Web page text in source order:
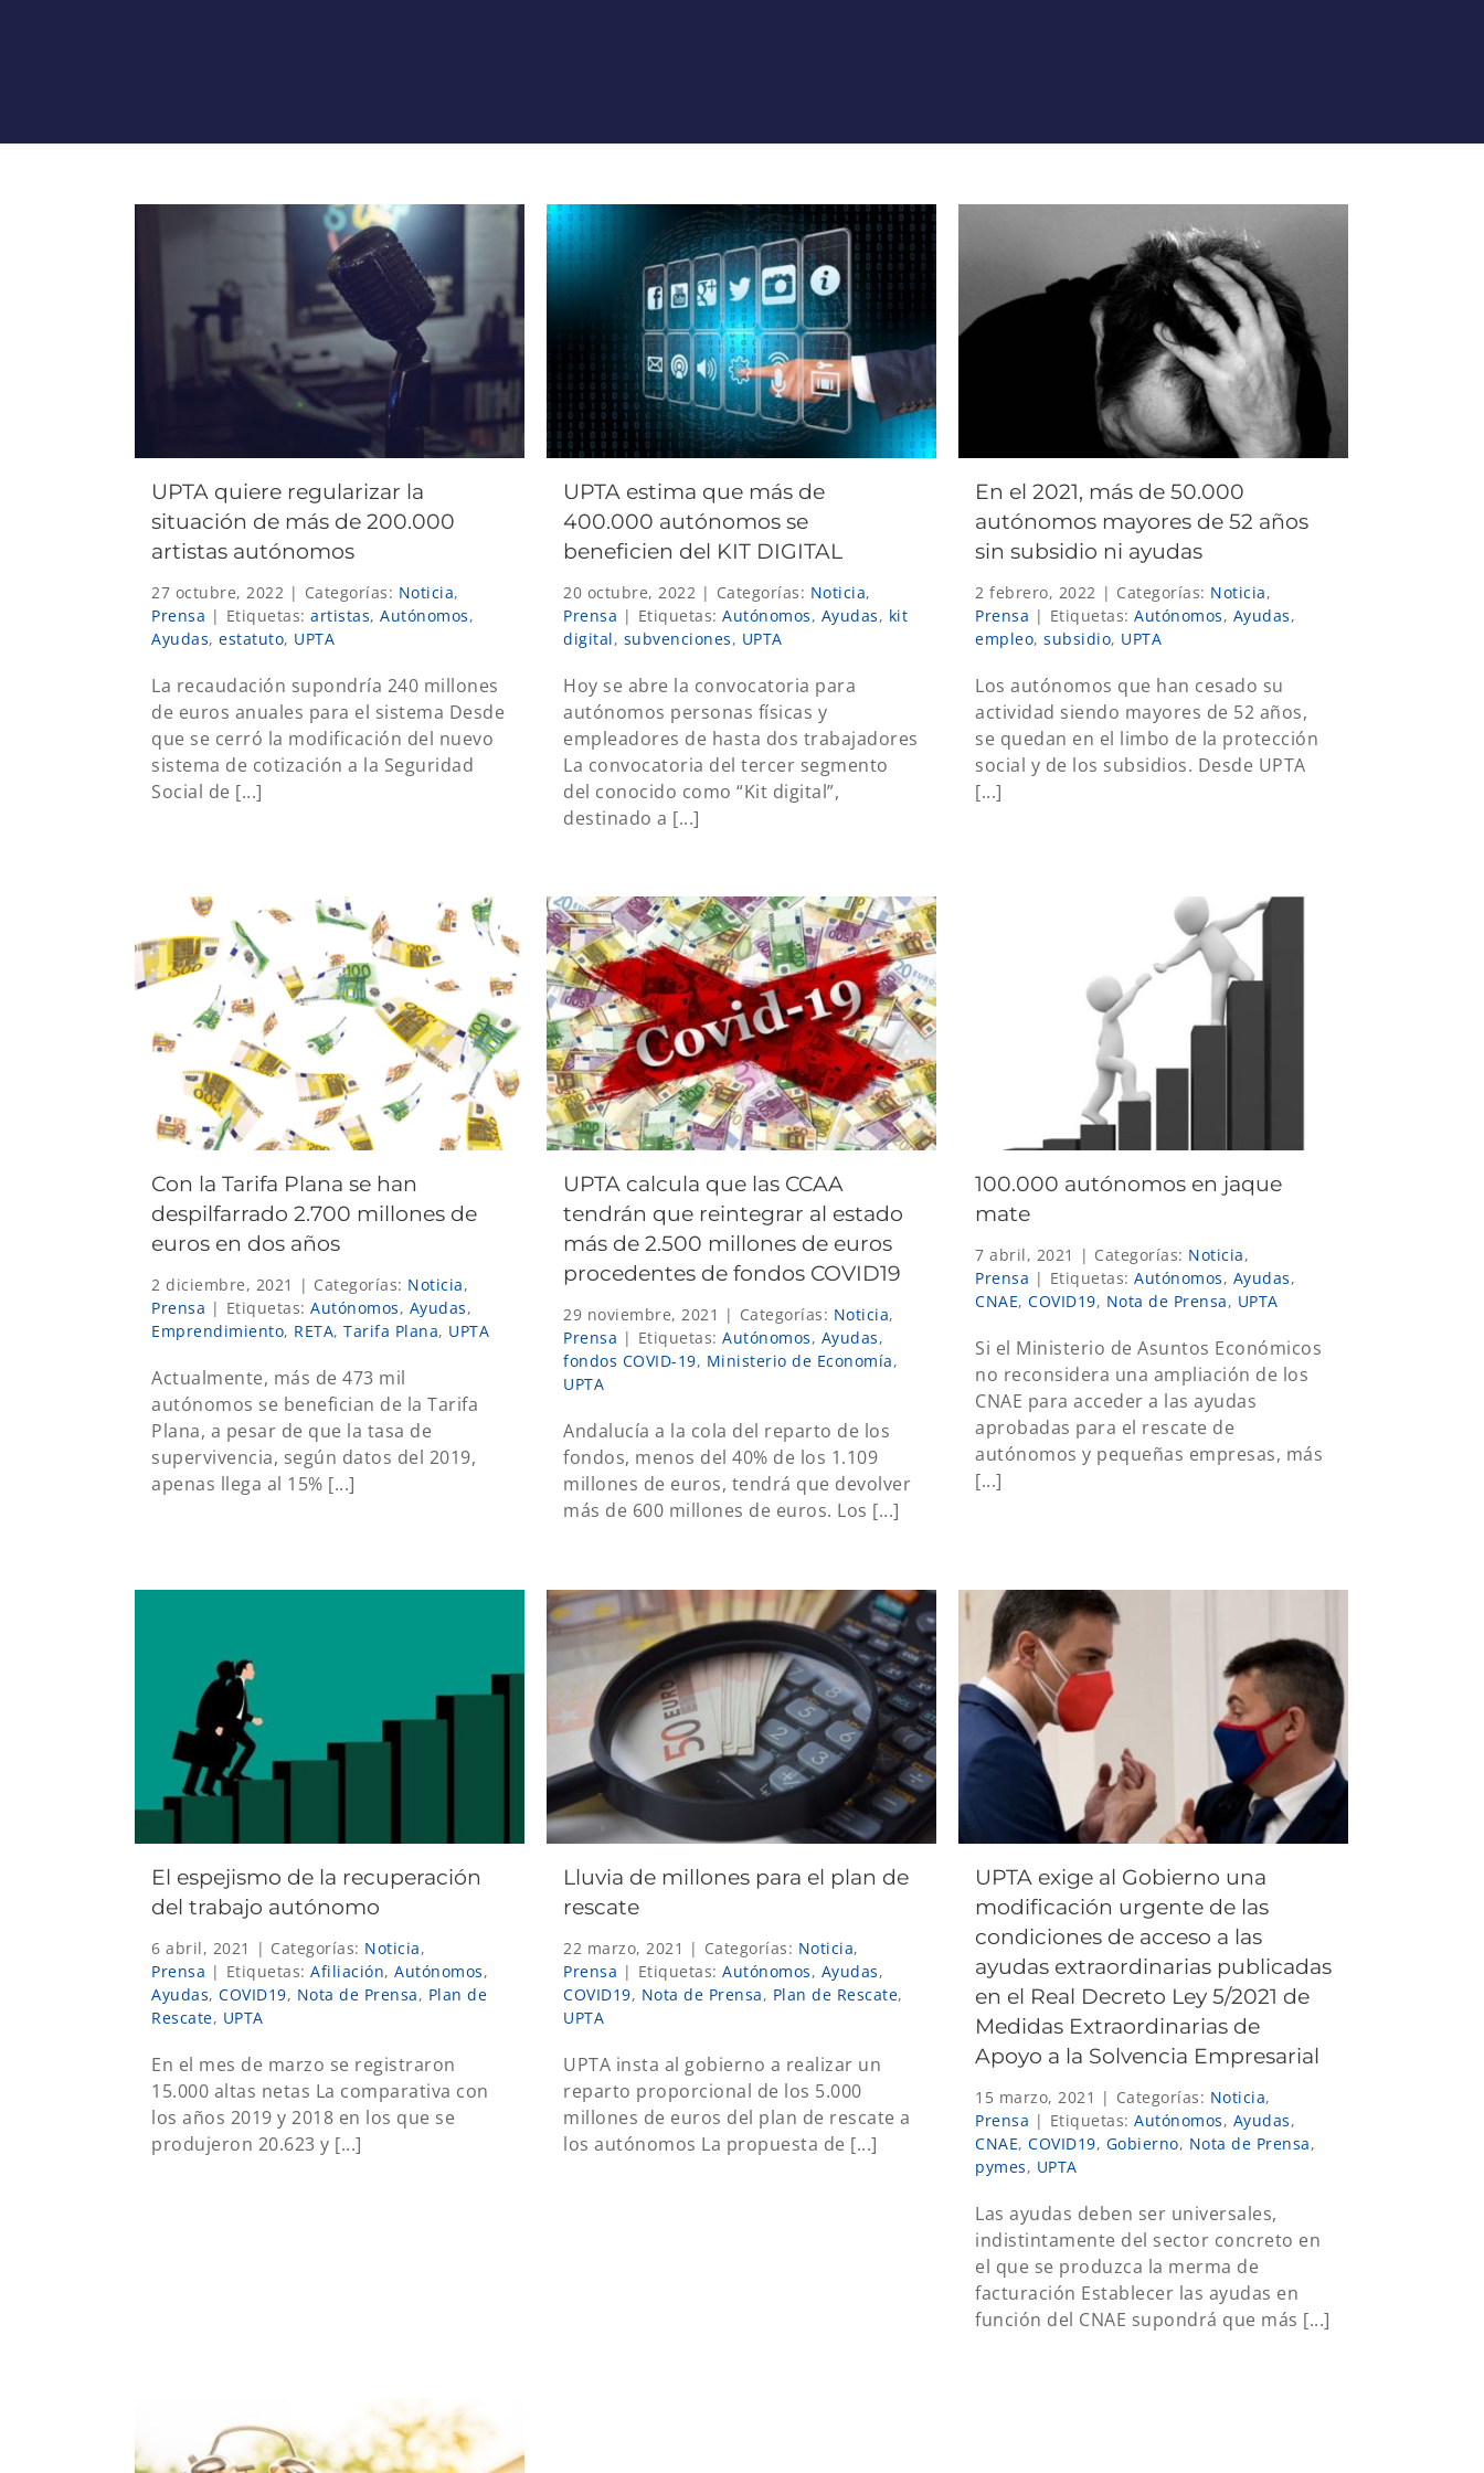
UPTA quiere regularizar la
situación de más de 200.000
artistas autónomos
27 octubre, 2022 | Categorías: Noticia,
Prensa | Etiquetas: artistas, Autónomos,
Ayudas, estatuto, UPTA
La recaudación supondría 240 millones
de euros anuales para el sistema Desde
que se cerró la modificación del nuevo
sistema de cotización a la Seguridad
Social de [...]
UPTA estima que más de
400.000 autónomos se
beneficien del KIT DIGITAL
20 octubre, 2022 | Categorías: Noticia,
Prensa | Etiquetas: Autónomos, Ayudas, kit
digital, subvenciones, UPTA
Hoy se abre la convocatoria para
autónomos personas físicas y
empleadores de hasta dos trabajadores
La convocatoria del tercer segmento
del conocido como “Kit digital”,
destinado a [...]
En el 2021, más de 50.000
autónomos mayores de 52 años
sin subsidio ni ayudas
2 febrero, 2022 | Categorías: Noticia,
Prensa | Etiquetas: Autónomos, Ayudas,
empleo, subsidio, UPTA
Los autónomos que han cesado su
actividad siendo mayores de 52 años,
se quedan en el limbo de la protección
social y de los subsidios. Desde UPTA
[...]
Con la Tarifa Plana se han
despilfarrado 2.700 millones de
euros en dos años
2 diciembre, 2021 | Categorías: Noticia,
Prensa | Etiquetas: Autónomos, Ayudas,
Emprendimiento, RETA, Tarifa Plana, UPTA
Actualmente, más de 473 mil
autónomos se benefician de la Tarifa
Plana, a pesar de que la tasa de
supervivencia, según datos del 2019,
apenas llega al 15% [...]
UPTA calcula que las CCAA
tendrán que reintegrar al estado
más de 2.500 millones de euros
procedentes de fondos COVID19
29 noviembre, 2021 | Categorías: Noticia,
Prensa | Etiquetas: Autónomos, Ayudas,
fondos COVID-19, Ministerio de Economía,
UPTA
Andalucía a la cola del reparto de los
fondos, menos del 40% de los 1.109
millones de euros, tendrá que devolver
más de 600 millones de euros. Los [...]
100.000 autónomos en jaque
mate
7 abril, 2021 | Categorías: Noticia,
Prensa | Etiquetas: Autónomos, Ayudas,
CNAE, COVID19, Nota de Prensa, UPTA
Si el Ministerio de Asuntos Económicos
no reconsidera una ampliación de los
CNAE para acceder a las ayudas
aprobadas para el rescate de
autónomos y pequeñas empresas, más
[...]
El espejismo de la recuperación
del trabajo autónomo
6 abril, 2021 | Categorías: Noticia,
Prensa | Etiquetas: Afiliación, Autónomos,
Ayudas, COVID19, Nota de Prensa, Plan de
Rescate, UPTA
En el mes de marzo se registraron
15.000 altas netas La comparativa con
los años 2019 y 2018 en los que se
produjeron 20.623 y [...]
Lluvia de millones para el plan de
rescate
22 marzo, 2021 | Categorías: Noticia,
Prensa | Etiquetas: Autónomos, Ayudas,
COVID19, Nota de Prensa, Plan de Rescate,
UPTA
UPTA insta al gobierno a realizar un
reparto proporcional de los 5.000
millones de euros del plan de rescate a
los autónomos La propuesta de [...]
UPTA exige al Gobierno una
modificación urgente de las
condiciones de acceso a las
ayudas extraordinarias publicadas
en el Real Decreto Ley 5/2021 de
Medidas Extraordinarias de
Apoyo a la Solvencia Empresarial
15 marzo, 2021 | Categorías: Noticia,
Prensa | Etiquetas: Autónomos, Ayudas,
CNAE, COVID19, Gobierno, Nota de Prensa,
pymes, UPTA
Las ayudas deben ser universales,
indistintamente del sector concreto en
el que se produzca la merma de
facturación Establecer las ayudas en
función del CNAE supondrá que más [...]